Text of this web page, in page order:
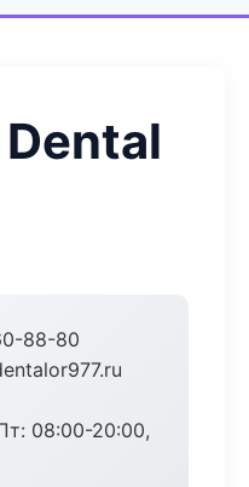
88-80
08:00-20:00,